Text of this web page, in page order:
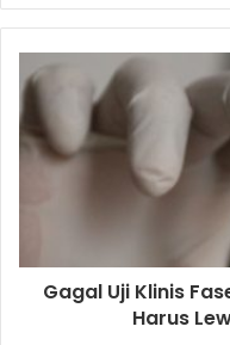
“Kerja sama ini terus
sebelumnya. Hal ini
seluruh pegawai Satker
kasih kepada saudara
Oscar.
Total santunan yang
Rp50,2 juta sementara
senilai Rp241,7 juta.
Penasihat DWP Ida
Gagal Uji Klinis
Harus